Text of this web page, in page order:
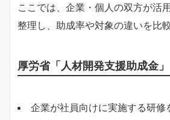
ここでは、企業・個人の双方が活
整理し、助成率や対象の違いを比較
厚労省「人材開発支援助成金」
企業が社員向けに実施する研修